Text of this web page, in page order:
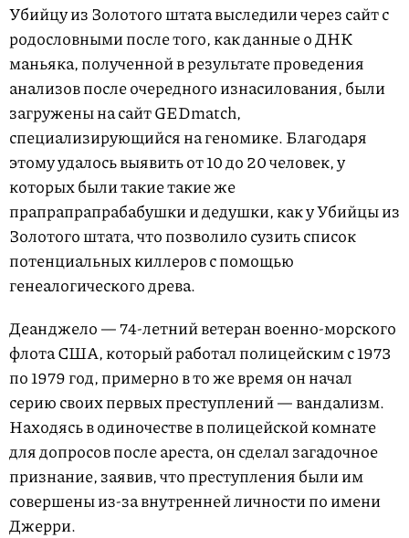
Убийцу из Золотого штата выследили через сайт с
родословными после того, как данные о ДНК
маньяка, полученной в результате проведения
анализов после очередного изнасилования, были
загружены на сайт GEDmatch,
специализирующийся на геномике. Благодаря
этому удалось выявить от 10 до 20 человек, у
которых были такие такие же
прапрапрапрабабушки и дедушки, как у Убийцы из
Золотого штата, что позволило сузить список
потенциальных киллеров с помощью
генеалогического древа.
Деанджело — 74-летний ветеран военно-морского
флота США, который работал полицейским с 1973
по 1979 год, примерно в то же время он начал
серию своих первых преступлений — вандализм.
Находясь в одиночестве в полицейской комнате
для допросов после ареста, он сделал загадочное
признание, заявив, что преступления были им
совершены из-за внутренней личности по имени
Джерри.